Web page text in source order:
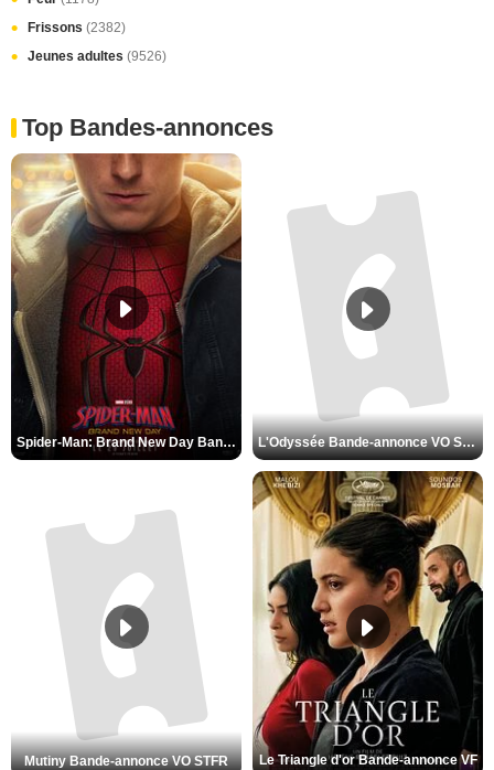
Frissons (2382)
Jeunes adultes (9526)
Top Bandes-annonces
Spider-Man: Brand New Day Bande-annonce VO STFR L'Odyssée Bande-annonce VO STFR
Mutiny Bande-annonce VO STFR Le Triangle d'or Bande-annonce VF